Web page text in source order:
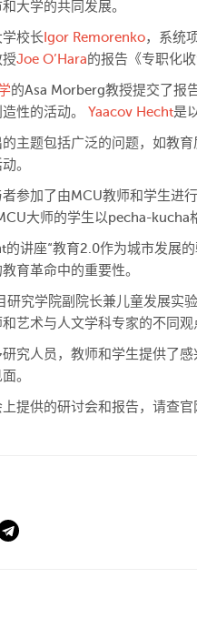
大学的共同发展。
校长 Igor Remorenko，系统
授Joe O’Hara的报告《专职化
的Asa Morberg教授提交了报
性的活动。 Yaacov Hecht是
主题包括广泛的问题，如教
。
参加了由MCU教师和学生进
大师的学生以pecha-kucha
的讲座“教育2.0作为城市发展
育革命中的重要性。
研究学院副院长兼儿童发展实
艺术与人文学科专家的不同
究人员，教师和学生提供了
。
提供的研讨会和报告，请查官